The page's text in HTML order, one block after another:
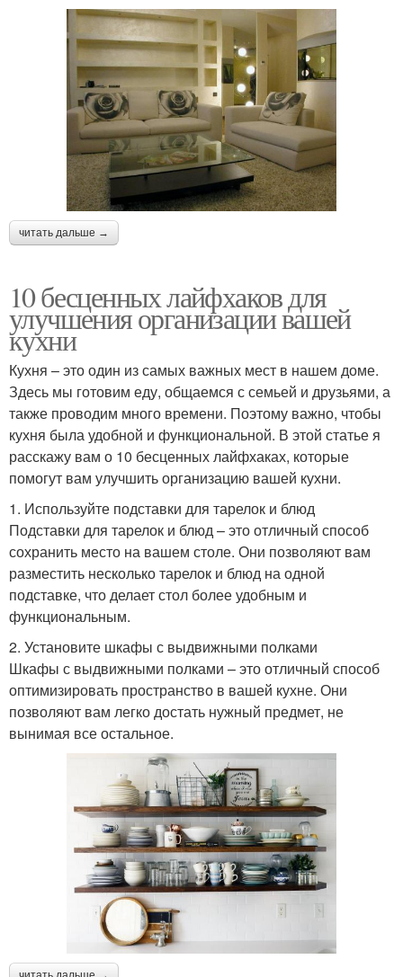
читать дальше →
10 бесценных лайфхаков для
улучшения организации вашей
кухни
Кухня – это один из самых важных мест в нашем доме.
Здесь мы готовим еду, общаемся с семьей и друзьями, а
также проводим много времени. Поэтому важно, чтобы
кухня была удобной и функциональной. В этой статье я
расскажу вам о 10 бесценных лайфхаках, которые
помогут вам улучшить организацию вашей кухни.
1. Используйте подставки для тарелок и блюд
Подставки для тарелок и блюд – это отличный способ
сохранить место на вашем столе. Они позволяют вам
разместить несколько тарелок и блюд на одной
подставке, что делает стол более удобным и
функциональным.
2. Установите шкафы с выдвижными полками
Шкафы с выдвижными полками – это отличный способ
оптимизировать пространство в вашей кухне. Они
позволяют вам легко достать нужный предмет, не
вынимая все остальное.